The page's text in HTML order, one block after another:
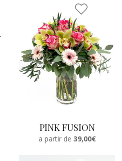
PINK FUSION
a partir de 39,00€